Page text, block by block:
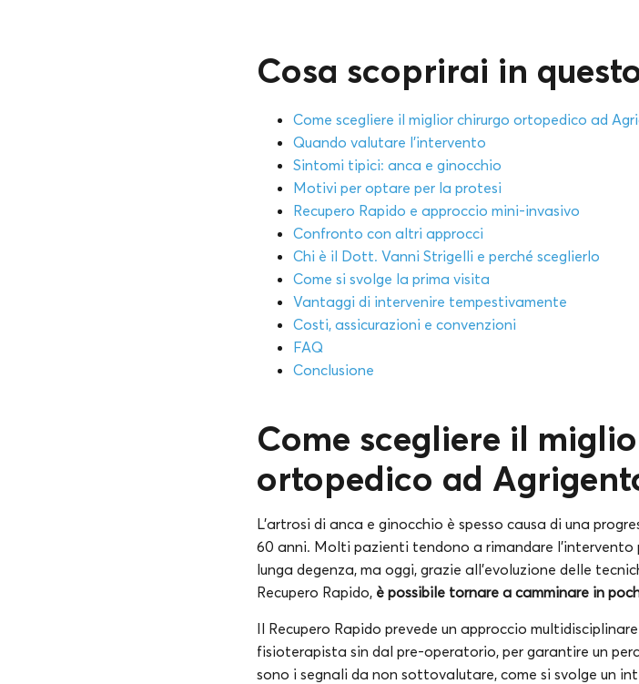
Cosa scoprirai in
Come scegliere il miglior chirurgo ortopedico ad
Quando valutare l’intervento
Sintomi tipici: anca e ginocchio
Motivi per optare per la protesi
Recupero Rapido e approccio mini-invasivo
Confronto con altri approcci
Chi è il Dott. Vanni Strigelli e perché sceglierlo
Come si svolge la prima visita
Vantaggi di intervenire tempestivamente
Costi, assicurazioni e convenzioni
FAQ
Conclusione
Come scegliere il
ortopedico ad
L’artrosi di anca e ginocchio è spesso causa di una
60 anni. Molti pazienti tendono a rimandare
lunga degenza, ma oggi, grazie all’evoluzione delle
Recupero Rapido, è possibile tornare a camminare in
Il Recupero Rapido prevede un approccio
fisioterapista sin dal pre-operatorio, per garantire un
sono i segnali da non sottovalutare, come si svolge un